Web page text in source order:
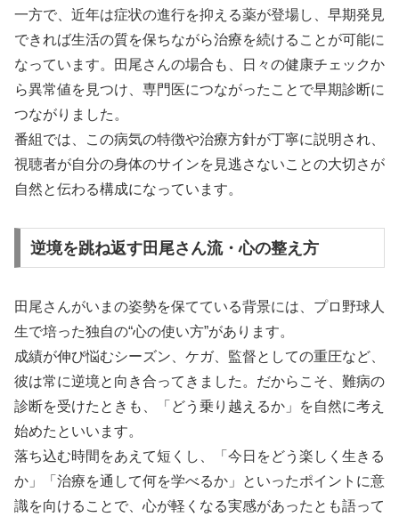
一方で、近年は症状の進行を抑える薬が登場し、早期発見
できれば生活の質を保ちながら治療を続けることが可能に
なっています。田尾さんの場合も、日々の健康チェックか
ら異常値を見つけ、専門医につながったことで早期診断に
つながりました。
番組では、この病気の特徴や治療方針が丁寧に説明され、
視聴者が自分の身体のサインを見逃さないことの大切さが
自然と伝わる構成になっています。
逆境を跳ね返す田尾さん流・心の整え方
田尾さんがいまの姿勢を保てている背景には、プロ野球人
生で培った独自の“心の使い方”があります。
成績が伸び悩むシーズン、ケガ、監督としての重圧など、
彼は常に逆境と向き合ってきました。だからこそ、難病の
診断を受けたときも、「どう乗り越えるか」を自然に考え
始めたといいます。
落ち込む時間をあえて短くし、「今日をどう楽しく生きる
か」「治療を通して何を学べるか」といったポイントに意
識を向けることで、心が軽くなる実感があったとも語って